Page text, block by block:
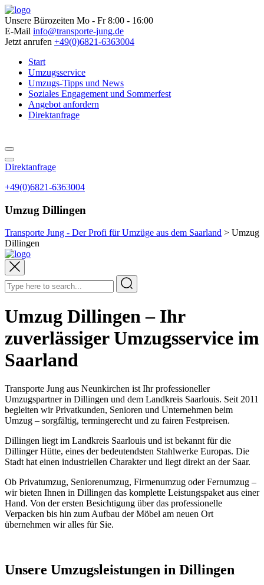
Unsere Bürozeiten Mo - Fr 8:00 - 16:00
E-Mail info@transporte-jung.de
Jetzt anrufen +49(0)6821-6363004
Start
Umzugsservice
Umzugs-Tipps und News
Soziales Engagement und Sommerfest
Angebot anfordern
Direktanfrage
Direktanfrage
+49(0)6821-6363004
Umzug Dillingen
Transporte Jung - Der Profi für Umzüge aus dem Saarland > Umzug
Dillingen
Umzug Dillingen – Ihr
zuverlässiger Umzugsservice im
Saarland
Transporte Jung aus Neunkirchen ist Ihr professioneller
Umzugspartner in Dillingen und dem Landkreis Saarlouis. Seit 2011
begleiten wir Privatkunden, Senioren und Unternehmen beim
Umzug – sorgfältig, termingerecht und zu fairen Festpreisen.
Dillingen liegt im Landkreis Saarlouis und ist bekannt für die
Dillinger Hütte, eines der bedeutendsten Stahlwerke Europas. Die
Stadt hat einen industriellen Charakter und liegt direkt an der Saar.
Ob Privatumzug, Seniorenumzug, Firmenumzug oder Fernumzug –
wir bieten Ihnen in Dillingen das komplette Leistungspaket aus einer
Hand. Von der ersten Besichtigung über das professionelle
Verpacken bis hin zum Aufbau der Möbel am neuen Ort
übernehmen wir alles für Sie.
Unsere Umzugsleistungen in Dillingen